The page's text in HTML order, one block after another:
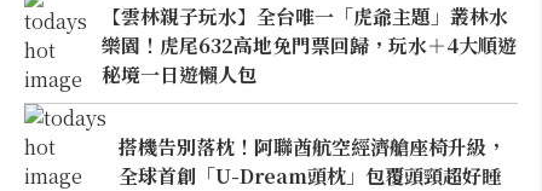
【雲林親子玩水】全台唯一「虎爺主題」叢林水
樂園！虎尾632高地免門票回歸，玩水＋4大順遊
秘境一日遊懶人包
搭機告別落枕！阿聯酋航空經濟艙座椅升級，
全球首創「U-Dream頭枕」包覆頭頸超好睡